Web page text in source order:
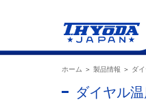
ホーム ＞ 製品情報 ＞ ダ
ダイヤル